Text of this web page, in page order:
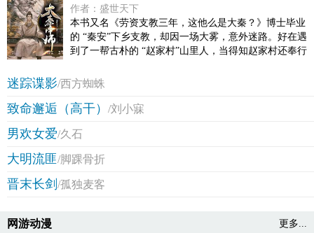
作者：盛世天下
本书又名《劳资支教三年，这他么是大秦？》博士毕业
的 “秦安”下乡支教，却因一场大雾，意外迷路。好在遇
到了一帮古朴的 “赵家村”山里人，当得知赵家村还奉行
安顿时决定，要改变赵家村，让村里人过上好......日子。
粮种……但是，秦安不知道，这个村子的村长是秦始
恬……就连村子的洗碗工都是胡亥！ 三年后，得知真相
！【展开】【收起】
迷踪谍影/西方蜘蛛
致命邂逅（高干） /刘小寐
男欢女爱/久石
大明流匪/脚踝骨折
晋末长剑 /孤独麦客
网游动漫 更多...